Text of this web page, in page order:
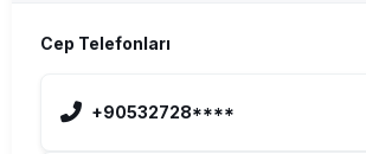
Cep Telefonları
+90532728****